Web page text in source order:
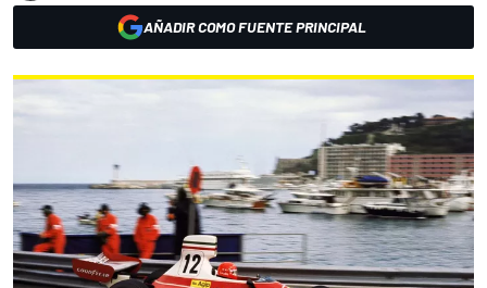
AÑADIR COMO FUENTE PRINCIPAL